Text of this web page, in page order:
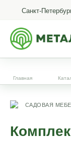
Санкт-
Главная
САДОВАЯ